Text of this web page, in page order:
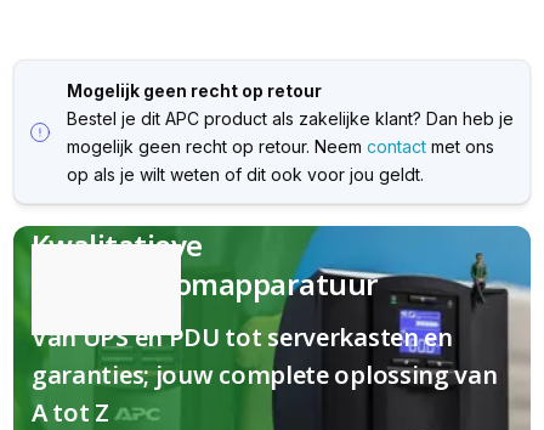
Mogelijk geen recht op retour
Bestel je dit APC product als zakelijke klant? Dan heb je
mogelijk geen recht op retour. Neem contactmet ons
op als je wilt weten of dit ook voor jou geldt.
Kwalitatieve
(nood)stroomapparatuur
Van UPS en PDU tot serverkasten en
garanties; jouw complete oplossing van
A tot Z